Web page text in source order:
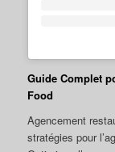
Guide Complet
Food
Agencement
stratégies pour